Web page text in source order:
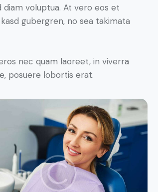
voluptua. At vero eos et
gubergren, no sea takimata
nec quam laoreet, in viverra
posuere lobortis erat.